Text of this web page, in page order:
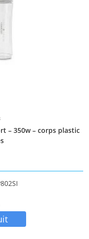
– 350w – corps plastic